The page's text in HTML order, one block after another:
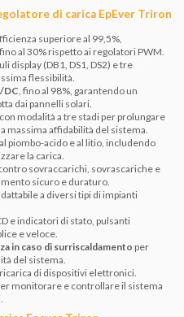
di carica EpEver Triron
superiore al 99,5%,
al 30% rispetto ai regolatori PWM.
display (DB1, DS1, DS2) e tre
flessibilità.
DC, fino al 98%, garantendo un
dai pannelli solari.
con modalità a tre stadi per prolungare
massima affidabilità del sistema.
piombo-acido e al litio, includendo
la carica.
sovraccarichi, sovrascariche e
sicuro e duraturo.
a diversi tipi di impianti
e indicatori di stato, pulsanti
e veloce.
in caso di surriscaldamento per
del sistema.
di dispositivi elettronici.
monitorare e controllare il sistema